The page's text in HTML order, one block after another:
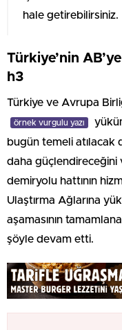
hale getirebilirsiniz.
Türkiye’nin
h3
Türkiye ve Avrupa
örnek vurgulu yazı
bugün temeli atılacak
daha güçlendireceğini
demiryolu hattının
Ulaştırma Ağlarına
aşamasının
şöyle devam etti.